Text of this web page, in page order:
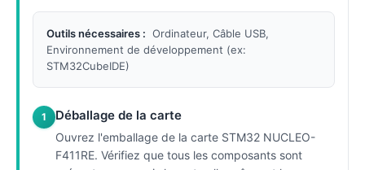
Outils nécessaires : Ordinateur, Câble USB,
Environnement de développement (ex:
STM32CubeIDE)
1 Déballage de la carte
Ouvrez l'emballage de la carte STM32 NUCLEO-
F411RE. Vérifiez que tous les composants sont